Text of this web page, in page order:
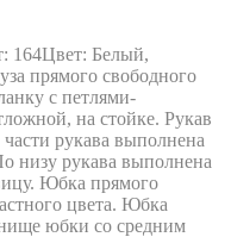
164Цвет: Белый,
прямого свободного
с петлями-
на стойке. Рукав
рукава выполнена
низу рукава выполнена
Юбка прямого
цвета. Юбка
юбки со средним